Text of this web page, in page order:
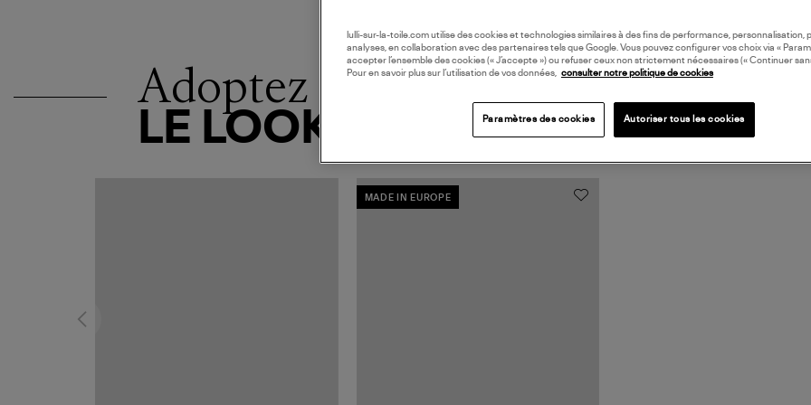
Adoptez
LE LOOK
MADE IN EUROPE
lulli-sur-la-toile.com utilise des cookies et technologies similaires à des fins de performance, personnalisation,
analyses, en collaboration avec des partenaires tels que Google. Vous pouvez configurer vos choix via «
accepter l’ensemble des cookies (« J’accepte ») ou refuser ceux non strictement nécessaires (« Continuer
Pour en savoir plus sur l’utilisation de vos données, consulter notre politique de cookies
Paramètres des cookies Autoriser tous les cookies